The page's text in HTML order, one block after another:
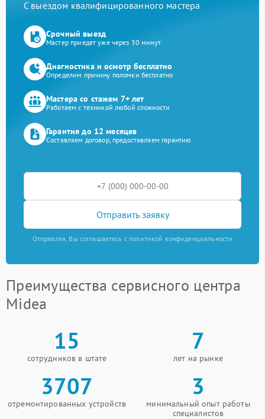
С выездом квалифицированного мастера
Срочный выезд
Мастер приедет уже через 30 минут
Диагностика и осмотр бесплатно
Определим причину поломки бесплатно
Мастера со стажем 7+ лет
Работаем с техникой любой сложности
Гарантия до 12 месяцев
Составляем договор, предоставляем гарантию
Отправить заявку
Отправляя, Вы соглашаетесь с политикой конфиденциальности
Преимущества сервисного центра
Midea
15
сотрудников в штате
7
лет на рынке
3707
отремонтированных устройств
3
минимальный опыт работы
специалистов